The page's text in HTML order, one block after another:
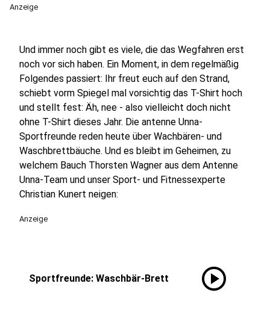
Anzeige
Und immer noch gibt es viele, die das Wegfahren erst
noch vor sich haben. Ein Moment, in dem regelmäßig
Folgendes passiert: Ihr freut euch auf den Strand,
schiebt vorm Spiegel mal vorsichtig das T-Shirt hoch
und stellt fest: Äh, nee - also vielleicht doch nicht
ohne T-Shirt dieses Jahr. Die antenne Unna-
Sportfreunde reden heute über Wachbären- und
Waschbrettbäuche. Und es bleibt im Geheimen, zu
welchem Bauch Thorsten Wagner aus dem Antenne
Unna-Team und unser Sport- und Fitnessexperte
Christian Kunert neigen:
Anzeige
Sportfreunde: Waschbär-Brett play_circle